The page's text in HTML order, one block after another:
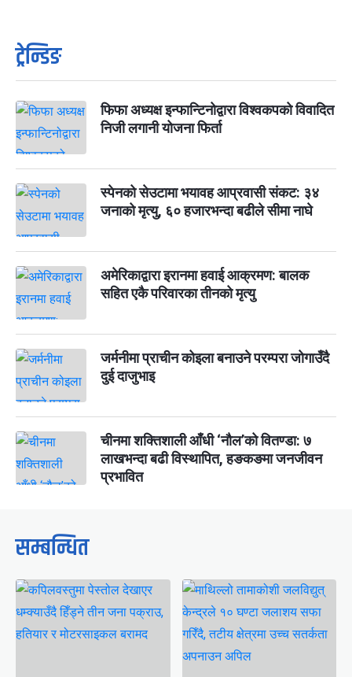
ट्रेन्डिङ
फिफा अध्यक्ष इन्फान्टिनोद्वारा विश्वकपको विवादित
निजी लगानी योजना फिर्ता
स्पेनको सेउटामा भयावह आप्रवासी संकट: ३४
जनाको मृत्यु, ६० हजारभन्दा बढीले सीमा नाघे
अमेरिकाद्वारा इरानमा हवाई आक्रमण: बालक
सहित एकै परिवारका तीनको मृत्यु
जर्मनीमा प्राचीन कोइला बनाउने परम्परा जोगाउँदै
दुई दाजुभाइ
चीनमा शक्तिशाली आँधी ‘नौल’को वितण्डा: ७
लाखभन्दा बढी विस्थापित, हङकङमा जनजीवन
प्रभावित
सम्बन्धित